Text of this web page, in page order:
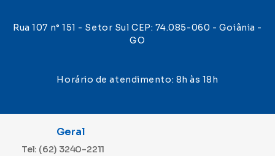
Rua 107 n° 151 - Setor Sul CEP: 74.085-060 - Goiânia -
GO
Horário de atendimento: 8h às 18h
Geral
Tel: (62) 3240-2211